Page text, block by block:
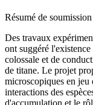
Résumé de soumission
Des travaux
ont suggéré
colossale et de
de titane. Le projet
microscopiques en jeu
interactions des